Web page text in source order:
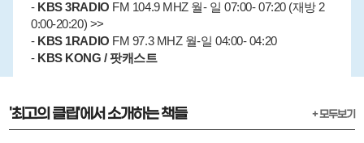
- KBS 3RADIO FM 104.9 MHZ 월- 일 07:00- 07:20 (재방 2
0:00-20:20) >>
- KBS 1RADIO FM 97.3 MHZ 월-일 04:00- 04:20
- KBS KONG / 팟캐스트
'최고의 클립'에서 소개하는 책들 + 모두보기